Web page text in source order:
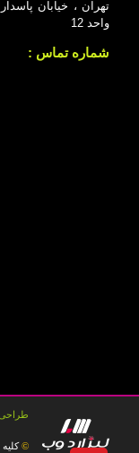
واحد 12
شماره تماس :
©